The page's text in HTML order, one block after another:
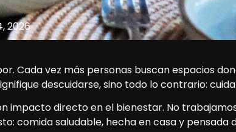
2026
Cada vez más personas buscan espacios
descuidarse, sino todo lo contrario:
impacto directo en el bienestar. No
comida saludable, hecha en casa y pensada